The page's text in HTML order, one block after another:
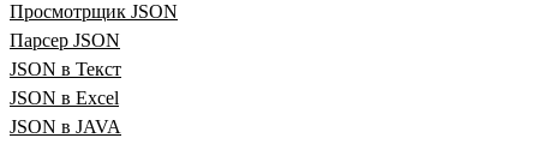
Просмотрщик JSON
Парсер JSON
JSON в Текст
JSON в Excel
JSON в JAVA